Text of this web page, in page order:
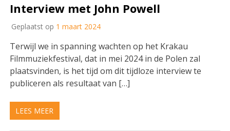
Interview met John Powell
Geplaatst op 1 maart 2024
Terwijl we in spanning wachten op het Krakau
Filmmuziekfestival, dat in mei 2024 in de Polen zal
plaatsvinden, is het tijd om dit tijdloze interview te
publiceren als resultaat van […]
LEES MEER